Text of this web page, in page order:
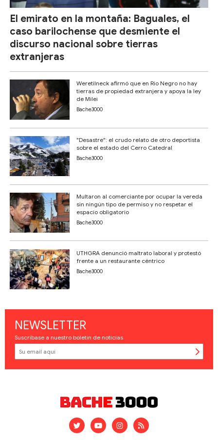
El emirato en la montaña: Baguales, el
caso barilochense que desmiente el
discurso nacional sobre tierras
extranjeras
Weretilneck afirmó que en Río Negro no hay
tierras de propiedad extranjera y apoya la ley
de Milei
Bache3000
"Desastre": el crudo relato de otro deportista
sobre el estado del Cerro Catedral
Bache3000
Multaron al comerciante por ocupar la vereda
sin ningún tipo de permiso y no respetar el
espacio obligatorio
Bache3000
UTHGRA denunció maltrato laboral y protestó
frente a un restaurante céntrico
Bache3000
NEWSLETTER
Suscríbase a nuestro boletín de noticias